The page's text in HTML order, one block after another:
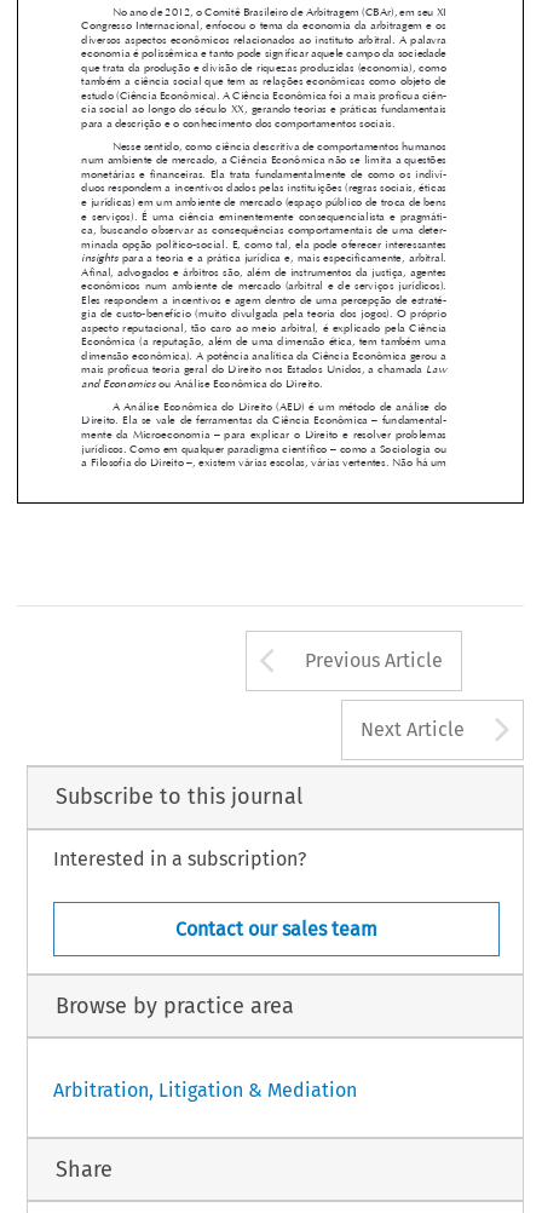



























 





Congresso Internacional, enfocou o tema da economia da arbitragem e os
diversos aspectos econômicos relacionados ao instituto arbitral. A palavra
economia é polissêmica e tanto pode significar aquele campo da sociedade
que trata da produção e divisão de riquezas produzidas (economia), como
também a ciência social que tem as relações econômicas como objeto de
estudo (Ciência Econômica). A Ciência Econômica foi a mais profícua ciên-
cia social ao longo do século XX, gerando teorias e práticas fundamentais
para a descrição e o conhecimento dos comportamentos sociais.
Nesse sentido, como ciência descritiva de comportamentos humanos
num ambiente de mercado, a Ciência Econômica não se limita a questões
monetárias  e  financeiras.  Ela  trata  fundamentalmente  de  como  os  indiví-
duos respondem a incentivos dados pelas instituições (regras sociais, éticas
e jurídicas) em um ambiente de mercado (espaço público de troca de bens
e  serviços).  É  uma  ciência  eminentemente  consequencialista  e  pragmáti-
ca,  buscando  observar  as  consequências  comportamentais  de  uma  deter-
minada opção político-social. E, como tal, ela pode oferecer interessantes
insights para a teoria e a prática jurídica e, mais especificamente, arbitral.
Afinal, advogados e árbitros são, além de instrumentos da justiça, agentes
econômicos  num  ambiente  de  mercado  (arbitral  e  de  serviços  jurídicos).
Eles respondem a incentivos e agem dentro de uma percepção de estraté-
gia  de  custo-benefício  (muito  divulgada  pela  teoria  dos  jogos).  O  próprio
aspecto  reputacional,  tão  caro  ao  meio  arbitral,  é  explicado  pela  Ciência
Econômica  (a  reputação,  além  de  uma  dimensão  ética,  tem  também  uma
dimensão econômica). A potência analítica da Ciência Econômica gerou a
and Economics ou Análise Econômica do Direito.
A  Análise  Econômica  do  Direito  (AED)  é  um  método  de  análise  do
Direito.  Ela  se  vale  de  ferramentas  da  Ciência  Econômica  –  fundamental-
mente  da  Microeconomia  –  para  explicar  o  Direito  e  resolver  problemas
a Filosofia do Direito –, existem várias escolas, várias vertentes. Não há um
Arrow button
Previous Article
Next Article
Subscribe to this journal
Interested in a subscription?
Contact our sales team
Browse by practice area
Arbitration, Litigation & Mediation
Share